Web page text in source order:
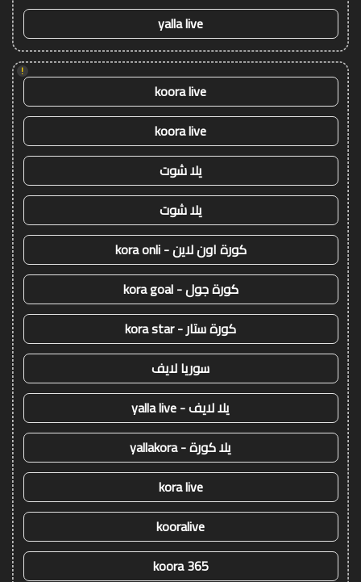
yalla live
!
koora live
koora live
يلا شوت
يلا شوت
كورة اون لاين - kora onli
كورة جول - kora goal
كورة ستار - kora star
سوريا لايف
يلا لايف - yalla live
يلا كورة - yallakora
kora live
kooralive
koora 365